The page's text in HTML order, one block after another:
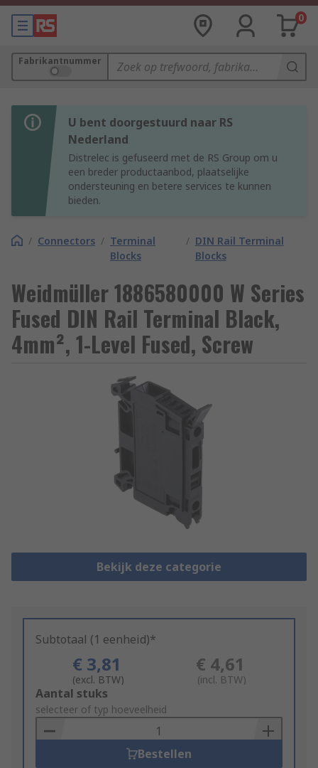
0
Fabrikantnummer
U bent doorgestuurd naar RS
Nederland
Distrelec is gefuseerd met de RS Group om u
een breder productaanbod, plaatselijke
ondersteuning en betere services te kunnen
bieden.
/ Connectors / Terminal
Blocks
/ DIN Rail Terminal
Blocks
Weidmüller 1886580000 W Series
Fused DIN Rail Terminal Black,
4mm², 1-Level Fused, Screw
Bekijk deze categorie
Subtotaal (1 eenheid)*
€ 3,81
(excl. BTW)
€ 4,61
(incl. BTW)
Add
to
Basket
Aantal stuks
selecteer of typ hoeveelheid
Bestellen